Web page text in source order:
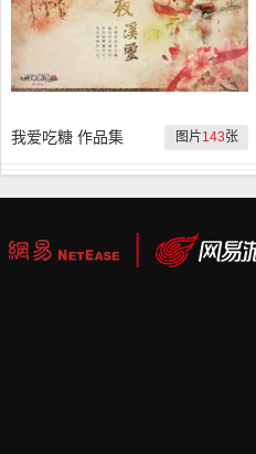
图片143张
我爱吃糖 作品集